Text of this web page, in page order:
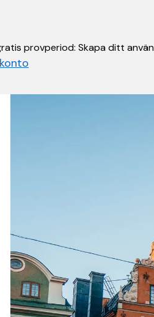
provperiod: Skapa ditt